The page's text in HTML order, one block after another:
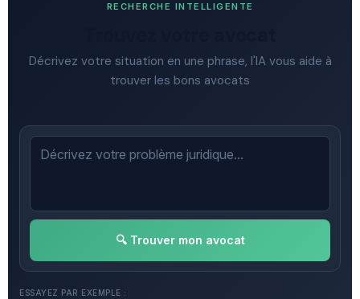
RECHERCHE INTELLIGENTE
Décrivez votre situation en une phrase, l'IA vous aide à
trouver les bons avocats
🔍 Trouver mon avocat
ESSAYEZ PAR EXEMPLE :